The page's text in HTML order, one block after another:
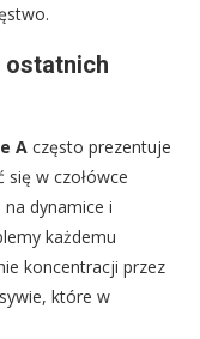
ostatnich
A często prezentuje
w czołówce
dynamice i
każdemu
koncentracji przez
które w